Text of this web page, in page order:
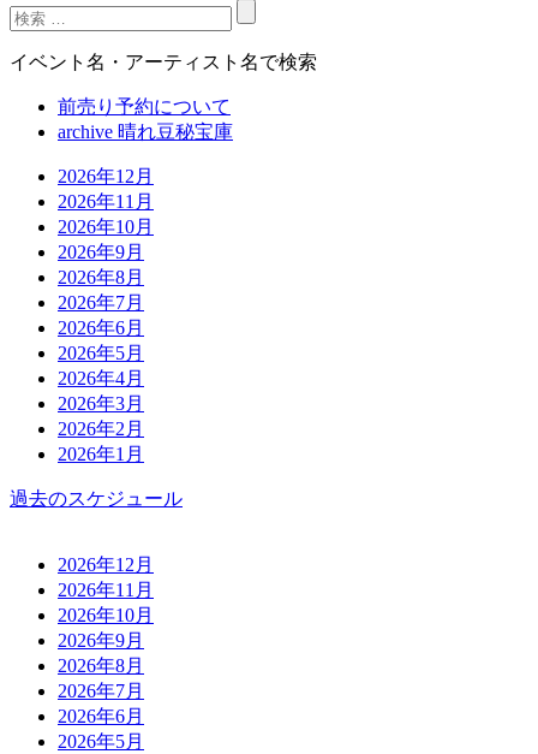
イベント名・アーティスト名で検索
前売り予約について
archive 晴れ豆秘宝庫
2026年12月
2026年11月
2026年10月
2026年9月
2026年8月
2026年7月
2026年6月
2026年5月
2026年4月
2026年3月
2026年2月
2026年1月
過去のスケジュール
2026年12月
2026年11月
2026年10月
2026年9月
2026年8月
2026年7月
2026年6月
2026年5月